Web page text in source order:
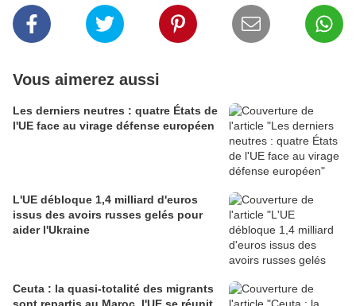
Vous aimerez aussi
Les derniers neutres : quatre États de
l'UE face au virage défense européen
L'UE débloque 1,4 milliard d'euros
issus des avoirs russes gelés pour
aider l'Ukraine
Ceuta : la quasi-totalité des migrants